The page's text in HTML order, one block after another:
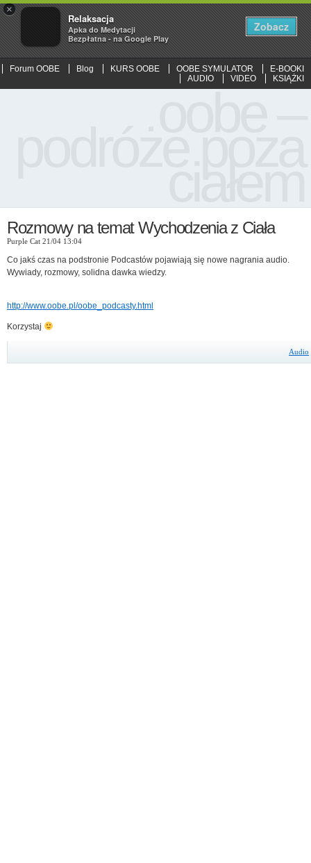
×
Relaksacja
Apka do Medytacji
Bezpłatna - na Google Play
Zobacz
Forum OOBE Blog KURS OOBE OOBE SYMULATOR
E-BOOKI
AUDIO
VIDEO KSIĄŻKI
Rozmowy na temat Wychodzenia z Ciała
Purple Cat 21/04 13:04
Co jakś czas na podstronie Podcastów pojawiają się nowe nagrania audio.
Wywiady, rozmowy, solidna dawka wiedzy.
http://www.oobe.pl/oobe_podcasty.html
Korzystaj
Audio